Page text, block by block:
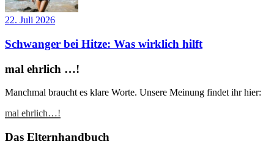
22. Juli 2026
Schwanger bei Hitze: Was wirklich hilft
mal ehrlich …!
Manchmal braucht es klare Worte. Unsere Meinung findet ihr hier:
mal ehrlich…!
Das Elternhandbuch